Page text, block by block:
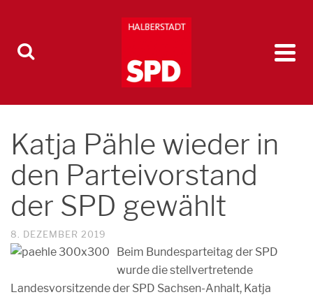
Katja Pähle wieder in
den Parteivorstand
der SPD gewählt
8. DEZEMBER 2019
Beim Bundesparteitag der SPD
wurde die stellvertretende
Landesvorsitzende der SPD Sachsen-Anhalt, Katja